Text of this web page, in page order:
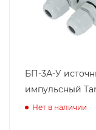
БП-3А-У
импульсный
Нет в наличии